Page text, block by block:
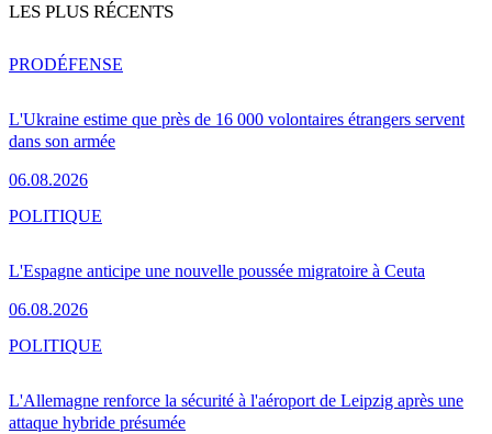
LES PLUS RÉCENTS
L'Ukraine estime que près de 16 000 volontaires étrangers servent
dans son armée
06.08.2026
PRODÉFENSE
L'Espagne anticipe une nouvelle poussée migratoire à Ceuta
06.08.2026
POLITIQUE
L'Allemagne renforce la sécurité à l'aéroport de Leipzig après une
attaque hybride présumée
POLITIQUE